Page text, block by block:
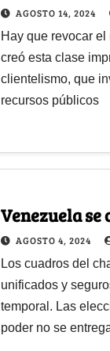
AGOSTO 14, 2024
Hay que revocar
creó esta clase
clientelismo, que
recursos públicos
Venezuela se
AGOSTO 4, 2024
Los cuadros del
unificados y
temporal. Las
poder no se